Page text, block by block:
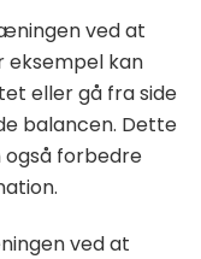
ved at
eksempel kan
eller gå fra side
balancen. Dette
også forbedre
ved at